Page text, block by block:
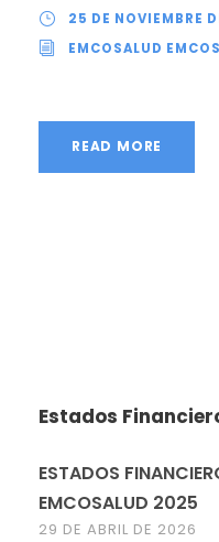
25 DE NOVIEMBRE
EMCOSALUD
READ MORE
Estados
ESTADOS
EMCOSALUD 2025
29 DE ABRIL DE 2026